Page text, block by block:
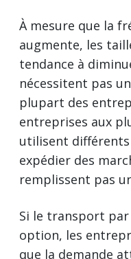
À mesure que la
augmente, les
tendance à
nécessitent pas
plupart des
entreprises aux
utilisent
expédier des
remplissent pas
Si le transport
option, les
que la demande